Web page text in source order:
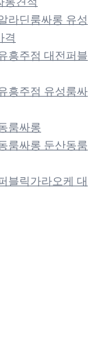
라딘룸싸롱 유성
격
흥주점 대전퍼블
흥주점 유성룸싸
룸싸롱
룸싸롱 둔산동룸
블릭가라오케 대